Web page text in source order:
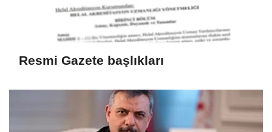
Resmi Gazete başlıkları